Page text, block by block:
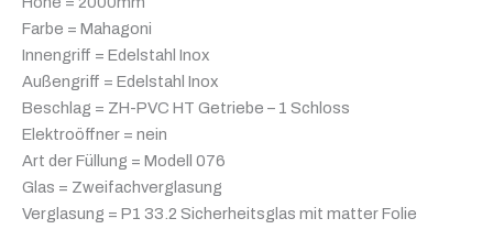
Farbe = Mahagoni
Innengriff = Edelstahl Inox
Außengriff = Edelstahl Inox
Beschlag = ZH-PVC HT Getriebe – 1 Schloss
Elektroöffner = nein
Art der Füllung = Modell 076
Glas = Zweifachverglasung
Verglasung = P1 33.2 Sicherheitsglas mit matter Folie